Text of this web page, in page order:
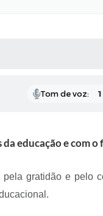
Tom de voz:
educação e com
gratidão e pelo